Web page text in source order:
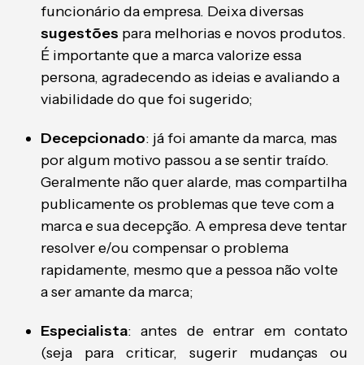
funcionário da empresa. Deixa diversas
sugestões para melhorias e novos produtos.
É importante que a marca valorize essa
persona, agradecendo as ideias e avaliando a
viabilidade do que foi sugerido;
Decepcionado: já foi amante da marca, mas
por algum motivo passou a se sentir traído.
Geralmente não quer alarde, mas compartilha
publicamente os problemas que teve com a
marca e sua decepção. A empresa deve tentar
resolver e/ou compensar o problema
rapidamente, mesmo que a pessoa não volte
a ser amante da marca;
Especialista: antes de entrar em contato
(seja para criticar, sugerir mudanças ou